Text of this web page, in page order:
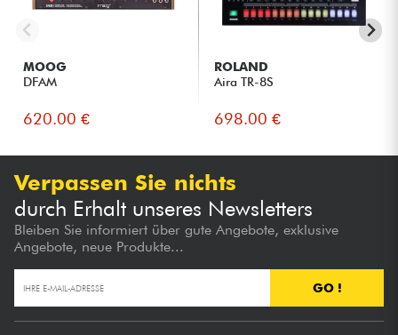
MOOG
DFAM
620.00 €
ROLAND
Aira TR-8S
698.00 €
Verpassen Sie nichts
durch Erhalt unseres Newsletters
Bleiben Sie informiert über gute Angebote, exklusive
Angebote, neue Produkte...
GO !